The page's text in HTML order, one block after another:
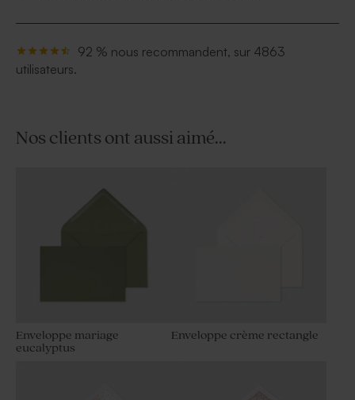
92 % nous recommandent, sur 4863
utilisateurs.
Nos clients ont aussi aimé...
Enveloppe mariage
eucalyptus
Enveloppe crème rectangle